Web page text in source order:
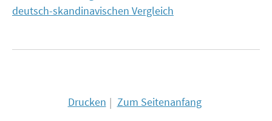
deutsch-skandinavischen Vergleich
Drucken Zum Seitenanfang